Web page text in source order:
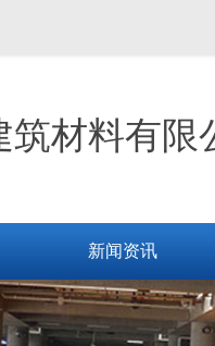
材料有限
新闻资讯